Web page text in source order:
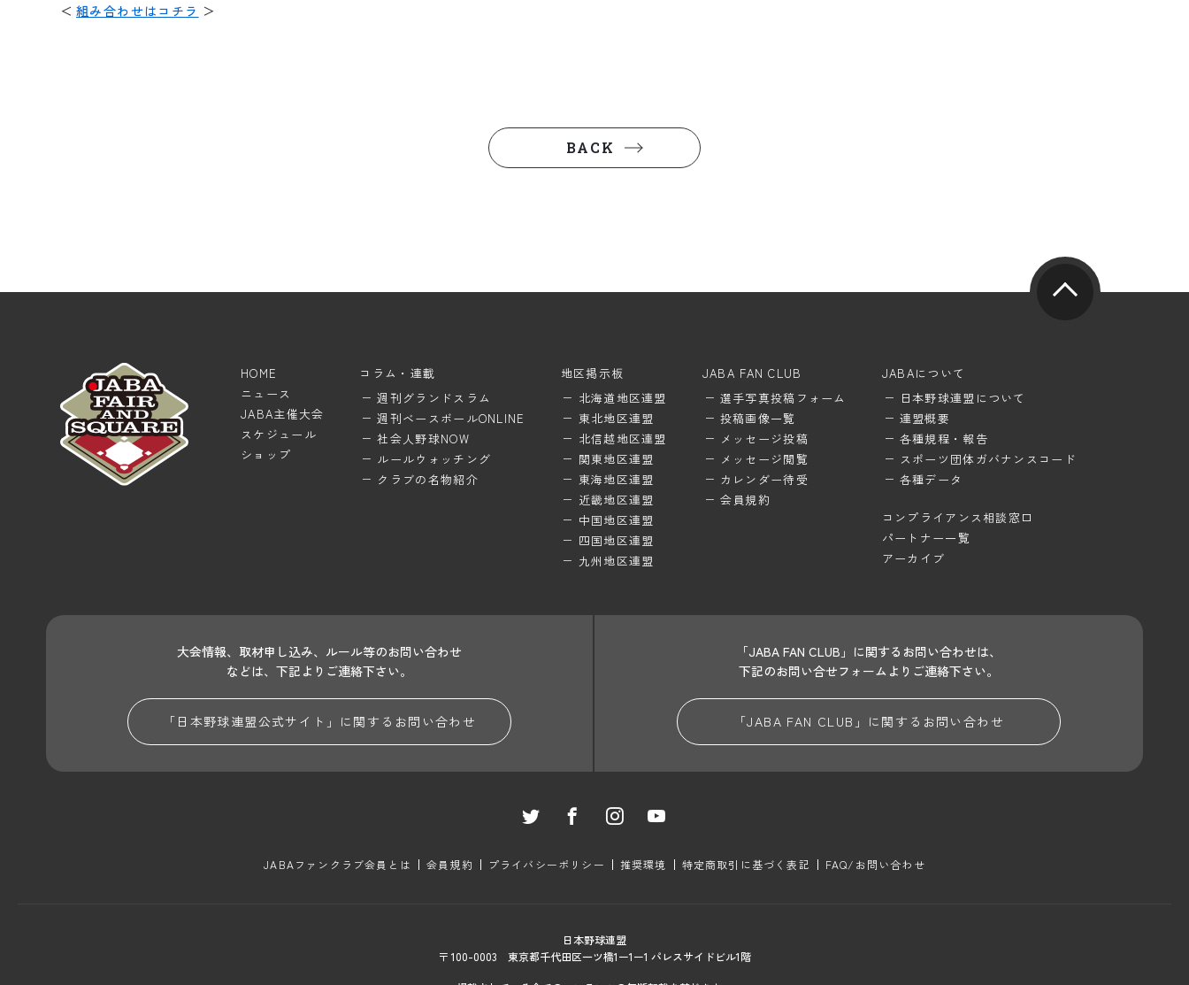
＜ 組み合わせはコチラ ＞
BACK
HOME
ニュース
JABA主催大会
スケジュール
ショップ
コラム・連載
週刊グランドスラム
週刊ベースボールONLINE
社会人野球NOW
ルールウォッチング
クラブの名物紹介
地区掲示板
北海道地区連盟
東北地区連盟
北信越地区連盟
関東地区連盟
東海地区連盟
近畿地区連盟
中国地区連盟
四国地区連盟
九州地区連盟
JABA FAN CLUB
選手写真投稿フォーム
投稿画像一覧
メッセージ投稿
メッセージ閲覧
カレンダー待受
会員規約
JABAについて
日本野球連盟について
連盟概要
各種規程・報告
スポーツ団体ガバナンスコード
各種データ
コンプライアンス相談窓口
パートナー一覧
アーカイブ
大会情報、取材申し込み、ルール等のお問い合わせ
などは、下記よりご連絡下さい。
「日本野球連盟公式サイト」に関する お問い合わせ
「JABA FAN CLUB」に関するお問い合わせは、
下記のお問い合せフォームよりご連絡下さい。
「JABA FAN CLUB」に関する お問い合わせ
JABAファンクラブ会員とは 会員規約 プライバシーポリシー 推奨環境 特定商取引に基づく表記 FAQ/お問い合わせ
日本野球連盟
〒 100-0003 東京都千代田区一ツ橋1ー1ー1 パレスサイドビル1階